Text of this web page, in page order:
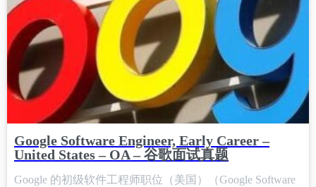
Google Software Engineer, Early Career –
United States – OA – 谷歌面试真题
Google 的初级软件工程师职位（美国）（Google Software